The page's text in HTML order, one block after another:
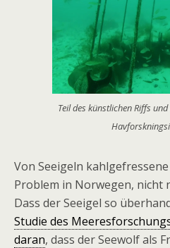
Teil des künstlichen Riffs
Von Seeigeln
Problem in Norwegen, nicht
Dass der Seeigel so
Studie des
daran, dass der Seewolf als